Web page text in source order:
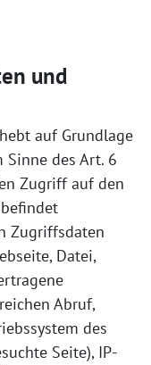
und
auf Grundlage
des Art. 6
Zugriff auf den
Zugriffsdaten
Datei,
Abruf,
des
Seite), IP-